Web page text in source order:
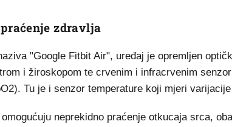
zdravlja
"Google Fitbit Air", uređaj je opremljen
i žiroskopom te crvenim i infracrvenim
Tu je i senzor temperature koji mjeri
neprekidno praćenje otkucaja srca,